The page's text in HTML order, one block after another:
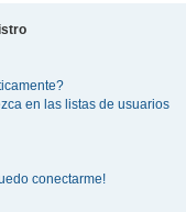
en las listas de usuarios
conectarme!